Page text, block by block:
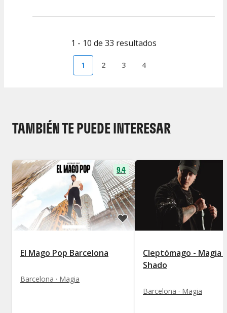
1 - 10 de 33 resultados
1 2 3 4
TAMBIÉN TE PUEDE INTERESAR
9.4
El Mago Pop Barcelona
Barcelona · Magia
Cleptómago - Magia
Shado
Barcelona · Magia